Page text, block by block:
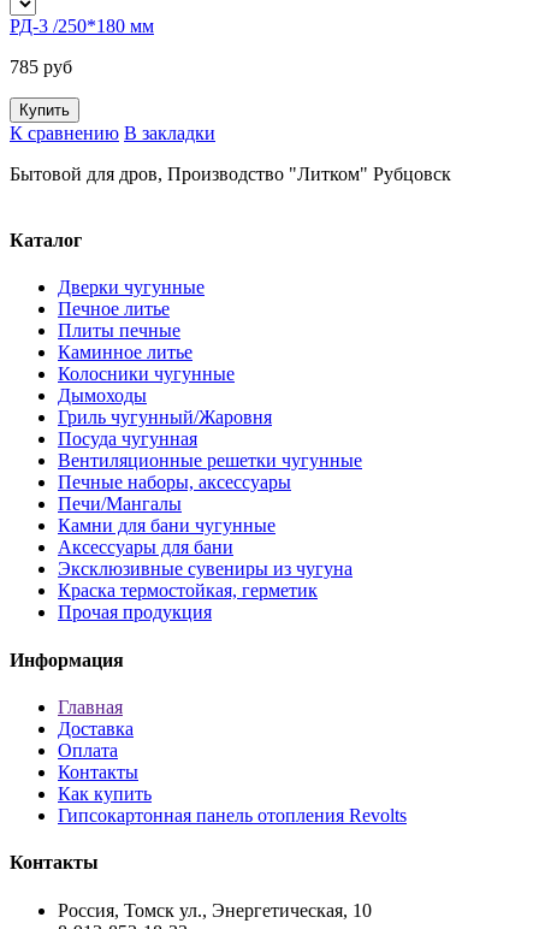
РД-3 /250*180 мм
785 руб
К сравнению В закладки
Бытовой для дров, Производство "Литком" Рубцовск
Каталог
Дверки чугунные
Печное литье
Плиты печные
Каминное литье
Колосники чугунные
Дымоходы
Гриль чугунный/Жаровня
Посуда чугунная
Вентиляционные решетки чугунные
Печные наборы, аксессуары
Печи/Мангалы
Камни для бани чугунные
Аксессуары для бани
Эксклюзивные сувениры из чугуна
Краска термостойкая, герметик
Прочая продукция
Информация
Главная
Доставка
Оплата
Контакты
Как купить
Гипсокартонная панель отопления Revolts
Контакты
Россия, Томск ул., Энергетическая, 10